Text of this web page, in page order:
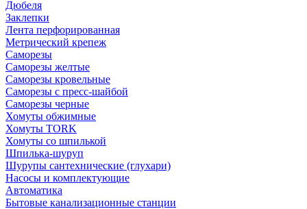
Дюбеля
Заклепки
Лента перфорированная
Метрический крепеж
Саморезы
Саморезы желтые
Саморезы кровельные
Саморезы с пресс-шайбой
Саморезы черные
Хомуты обжимные
Хомуты TORK
Хомуты со шпилькой
Шпилька-шуруп
Шурупы сантехнические (глухари)
Насосы и комплектующие
Автоматика
Бытовые канализационные станции